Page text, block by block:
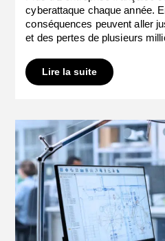
cyberattaque chaque année.
conséquences peuvent aller
et des pertes de plusieurs
Lire la suite